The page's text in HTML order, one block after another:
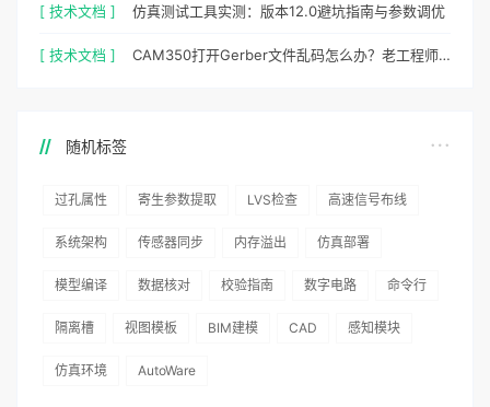
[ 技术文档 ] 仿真测试工具实测：版本12.0避坑指南与参数调优
[ 技术文档 ] CAM350打开Gerber文件乱码怎么办？老工程师实测避坑指南
随机标签
过孔属性 寄生参数提取 LVS检查 高速信号布线
系统架构 传感器同步 内存溢出 仿真部署
模型编译 数据核对 校验指南 数字电路 命令行
隔离槽 视图模板 BIM建模 CAD 感知模块
仿真环境 AutoWare